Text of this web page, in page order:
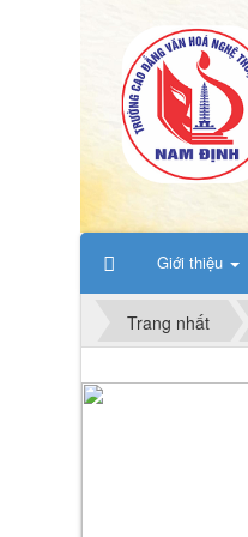
Giới thiệu
Trang nhất
FANPAGE